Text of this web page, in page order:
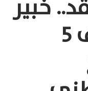
خبير
اقتصادي يكشف 5